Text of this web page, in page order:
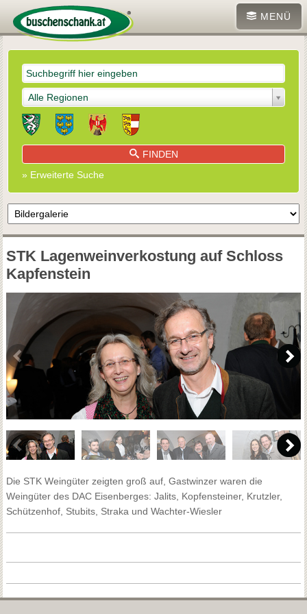
MENÜ
Alle Regionen
FINDEN
» Erweiterte Suche
STK Lagenweinverkostung auf Schloss
Kapfenstein
Die STK Weingüter zeigten groß auf, Gastwinzer waren die
Weingüter des DAC Eisenberges: Jalits, Kopfensteiner, Krutzler,
Schützenhof, Stubits, Straka und Wachter-Wiesler